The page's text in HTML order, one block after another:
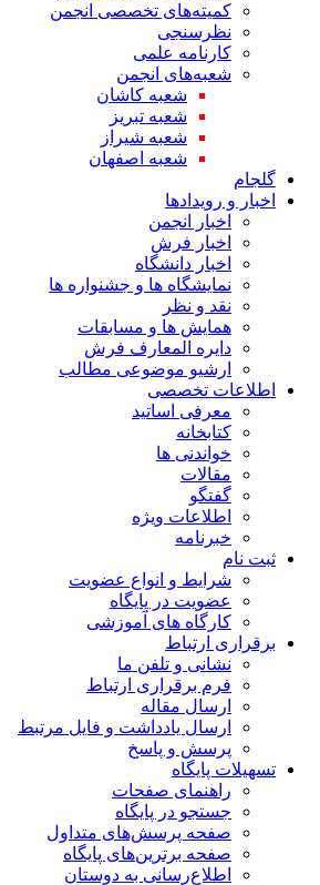
کمیته‌های تخصصی انجمن
نظرسنجی
کارنامه علمی
شعبه‌های انجمن
شعبه کاشان
شعبه تبریز
شعبه شیراز
شعبه اصفهان
گلجام
اخبار و رویدادها
اخبار انجمن
اخبار فرش
اخبار دانشگاه
نمایشگاه ها و جشنواره ها
نقد و نظر
همایش ها و مسابقات
دایره المعارف فرش
ارشیو موضوعی مطالب
اطلاعات تخصصی
معرفی اساتید
کتابخانه
خواندنی ها
مقالات
گفتگو
اطلاعات ویژه
خبرنامه
ثبت نام
شرایط و انواع عضویت
عضویت در پایگاه
کارگاه های آموزشی
برقراری ارتباط
نشانی و تلفن ما
فرم برقراری ارتباط
ارسال مقاله
ارسال یادداشت و فایل مرتبط
پرسش و پاسخ
تسهیلات پایگاه
راهنمای صفحات
جستجو در پایگاه
صفحه پرسش‌های متداول
صفحه برترین‌های پایگاه
اطلاع‌رسانی به دوستان